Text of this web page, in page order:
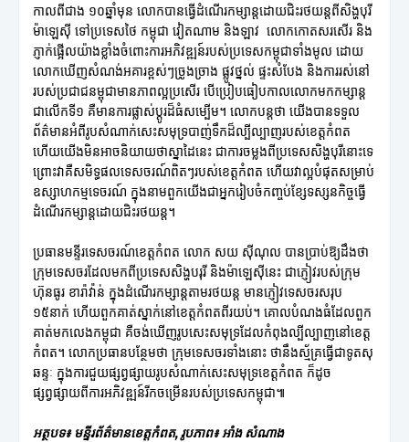
កាលពីជាង ១០ឆ្នាំមុន លោកបានធ្វើដំណើរកម្សាន្តដោយជិះរថយន្តពីសិង្ហបុរី
ម៉ាឡេស៊ី ទៅប្រទេសថៃ កម្ពុជា វៀតណាម និងឡាវ លោកកោតសរសើរ និង
ភ្ញាក់ផ្អើលយ៉ាងខ្លាំងចំពោះការអភិវឌ្ឍន៍របស់ប្រទេសកម្ពុជាទាំងមូល ដោយ
លោកឃើញសំណង់អគារខ្ពស់ៗច្រូងច្រាង ផ្លូវថ្នល់ ផ្ទះសំបែង និងការរស់នៅ
របស់ប្រជាជនម្ពុជាមានភាពល្អប្រសើរ បើប្រៀបធៀបកាលលោកមកកម្សាន្ត
ជាលើកទី១ គឺមានការផ្លាស់ប្តូរដ៏ធំសម្បើម។ លោកបន្តថា យើងបានទទួល
ព័ត៌មានអំពីរូបសំណាក់សេះសមុទ្របាញ់ទឹកដ៏ល្បីល្បាញរបស់ខេត្តកំពត
ហើយយើងមិនអាចនិយាយថាស្នាដៃនេះ ជាការចម្លងពីប្រទេសសិង្ហបុរីនោះទេ
ព្រោះវាគឺសមិទ្ធផលទេសចរណ៍ពិតៗរបស់ខេត្តកំពត ហើយវាល្អបំផុតសម្រាប់
ឧស្សាហកម្មទេចរណ៍ ក្នុងនាមពួកយើងជាអ្នករៀបចំកញ្ចប់ខ្សែទស្សនកិច្ចធ្វើ
ដំណើរកម្សាន្តដោយជិះរថយន្ត។
ប្រធានមន្ទីរទេសចរណ៍ខេត្តកំពត លោក សយ ស៊ីណុល បានប្រាប់ឱ្យដឹងថា
ក្រុមទេសចរដែលមកពីប្រទេសសិង្ហបរុរី និងម៉ាឡេស៊ីនេះ ជាភ្ញៀវរបស់ក្រុម
ហ៊ុនធូរ ខារ៉ាវ៉ាន់ ក្នុងដំណើរកម្សាន្តតាមរថយន្ត មានភ្ញៀវទេសចរសរុប
១៥នាក់ ហើយពួកគាត់ស្នាក់នៅខេត្តកំពតពីរយប់។ គោលបំណងធំដែលពួក
គាត់មកលេងកម្ពុជា គឺចង់ឃើញរូបសេះសមុទ្រដែលកំពុងល្បីល្បាញនៅខេត្ត
កំពត។ លោកប្រធានបន្ថែមថា ក្រុមទេសចរទាំងនោះ ថានឹងស្ម័គ្រធ្វើជាទូតសុ
ឆន្ទៈ ក្នុងការជួយផ្សព្វផ្សាយរូបសំណាក់សេះសមុទ្រខេត្តកំពត ក៏ដូច
ផ្សព្វផ្សាយពីការអភិវឌ្ឍន៍រីកចម្រើនរបស់ប្រទេសកម្ពុជា៕
អត្ថបទ៖ មន្ទីរព័ត៌មានខេត្តកំពត, រូបភាព៖ អាំង សំណាង